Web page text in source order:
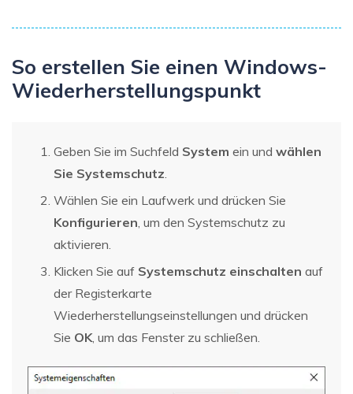
So erstellen Sie einen Windows-
Wiederherstellungspunkt
Geben Sie im Suchfeld System ein und wählen
Sie Systemschutz.
Wählen Sie ein Laufwerk und drücken Sie
Konfigurieren, um den Systemschutz zu
aktivieren.
Klicken Sie auf Systemschutz einschalten auf
der Registerkarte
Wiederherstellungseinstellungen und drücken
Sie OK, um das Fenster zu schließen.